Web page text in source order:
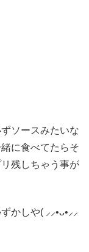
ソースみたいな
に食べてたらそ
残しちゃう事が
かしや( ⸝⸝•ᴗ•⸝⸝